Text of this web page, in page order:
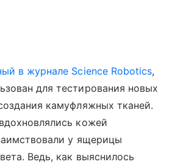
в журнале Science Robotics,
для тестирования новых
камуфляжных тканей.
кожей
у ящерицы
Ведь, как выяснилось